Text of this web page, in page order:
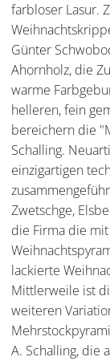
farbloser Lasur.
Günter
Ahornholz, die
warme
helleren, fein
bereichern die
Schalling.
einzigartigen
Zwetschge,
die Firma die
lackierte
Mittlerweile ist
weiteren
A. Schalling, die